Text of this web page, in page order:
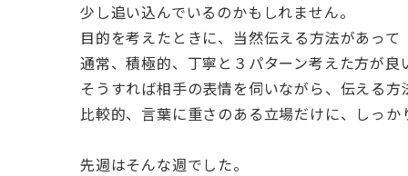
少し追い込んでいるのかもしれません。
目的を考えたときに、当然伝える方法があって
通常、積極的、丁寧と３パターン考えた方が良
そうすれば相手の表情を伺いながら、伝える
比較的、言葉に重さのある立場だけに、しっか
先週はそんな週でした。